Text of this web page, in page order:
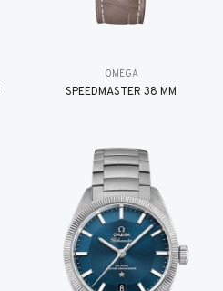
OMEGA
SPEEDMASTER 38 MM